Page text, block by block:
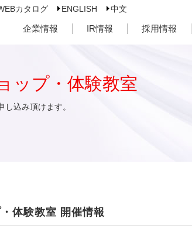
カタログ ENGLISH 中文
企業情報 IR情報 採用情報
ップ・体験教室
し込み頂けます。
体験教室 開催情報